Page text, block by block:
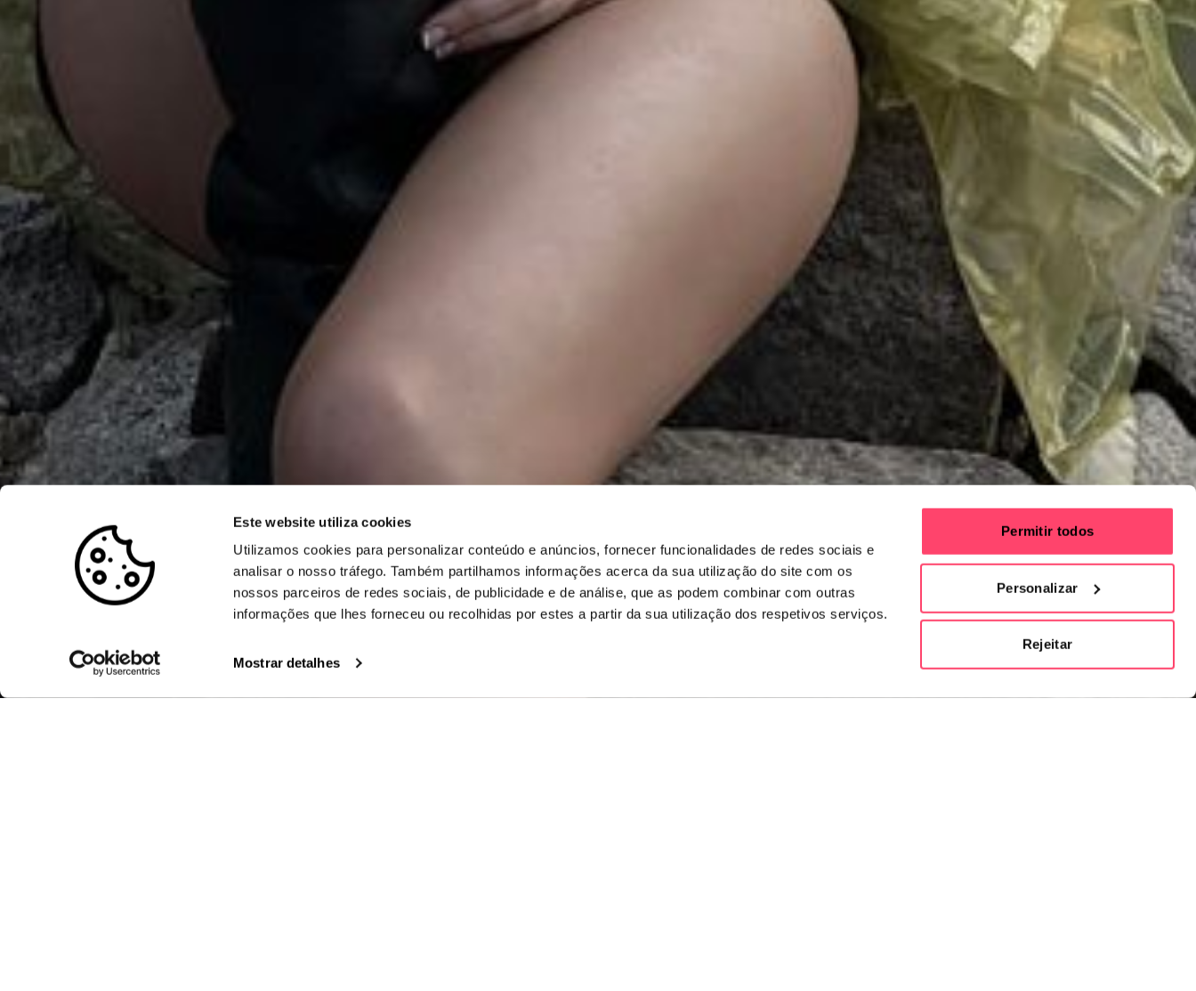
Este website utiliza cookies
Utilizamos cookies para personalizar conteúdo e anúncios, fornecer funcionalidades de redes sociais e
analisar o nosso tráfego. Também partilhamos informações acerca da sua utilização do site com os
nossos parceiros de redes sociais, de publicidade e de análise, que as podem combinar com outras
informações que lhes forneceu ou recolhidas por estes a partir da sua utilização dos respetivos serviços.
Mostrar detalhes
Permitir todos
Personalizar
Rejeitar